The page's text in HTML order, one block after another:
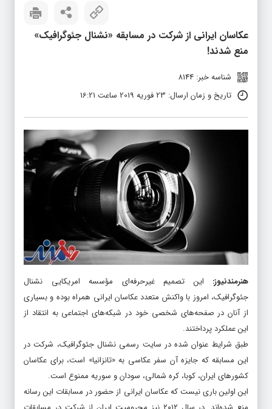
عکاسان ایرانی از شرکت در مسابقه «‌نشنال جئوگرافیک»
منع شدند!
شناسه خبر: 8144
تاریخ و زمان ارسال: 23 فوریه 2019 ساعت 16:21
هنرمندنیوز: این تصمیم غیرحرفه‌ای مؤسسه امریکایی نشنال
جئوگرافیک، امروز با واکنش متعدد عکاسان ایرانی همراه بوده و بسیاری
از آنان در صفحه‌های شخصی خود در شبکه‌های اجتماعی به انتقاد از
این عملکرد پرداختند.
طبق شرایط عنوان شده در سایت رسمی نشنال جئوگرافیک، شرکت در
این مسابقه که جایزه آن سفر عکاسی به «تانزانیا» است، برای عکاسان
کشورهای ایران، کوبا، کره شمالی، سودان و سوریه ممنوع است.
این اولین باری نیست که عکاسان ایرانی از حضور در مسابقات این رسانه